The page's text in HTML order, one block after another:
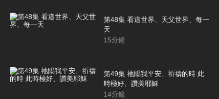
第48集 看這世界、天父世界、每一
天
15分鐘
第49集 祂賜我平安、祈禱的時 此
時極好、讚美耶穌
14分鐘